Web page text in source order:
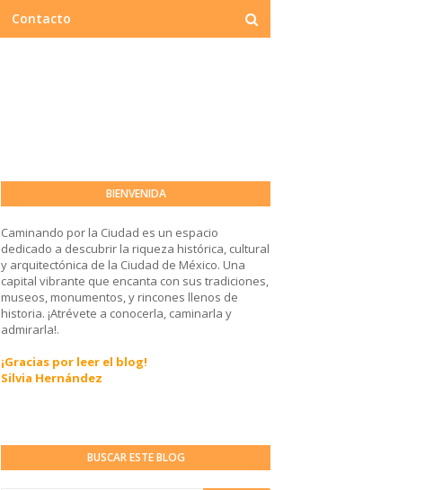
Contacto
BIENVENIDA
Caminando por la Ciudad es un espacio
dedicado a descubrir la riqueza histórica, cultural
y arquitectónica de la Ciudad de México. Una
capital vibrante que encanta con sus tradiciones,
museos, monumentos, y rincones llenos de
historia. ¡Atrévete a conocerla, caminarla y
admirarla!.
¡Gracias por leer el blog!
Silvia Hernández
BUSCAR ESTE BLOG